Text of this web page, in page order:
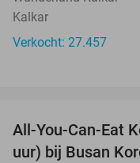
Kalkar
Verkocht: 27.457
All-You-Can-Eat
uur) bij Busan